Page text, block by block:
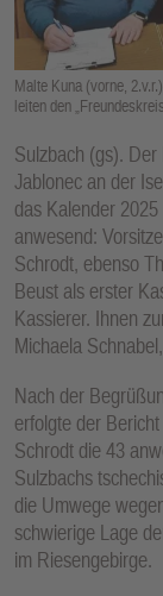
Malte Kuna (vorne,
leiten den
Sulzbach (gs). Der
Jablonec an der
das Kalender
anwesend:
Schrodt, ebenso
Beust als erster
Kassierer. Ihnen
Michaela
Nach der
erfolgte der
Schrodt die 43
Sulzbachs
die Umwege
schwierige Lage
im Riesengebirge.